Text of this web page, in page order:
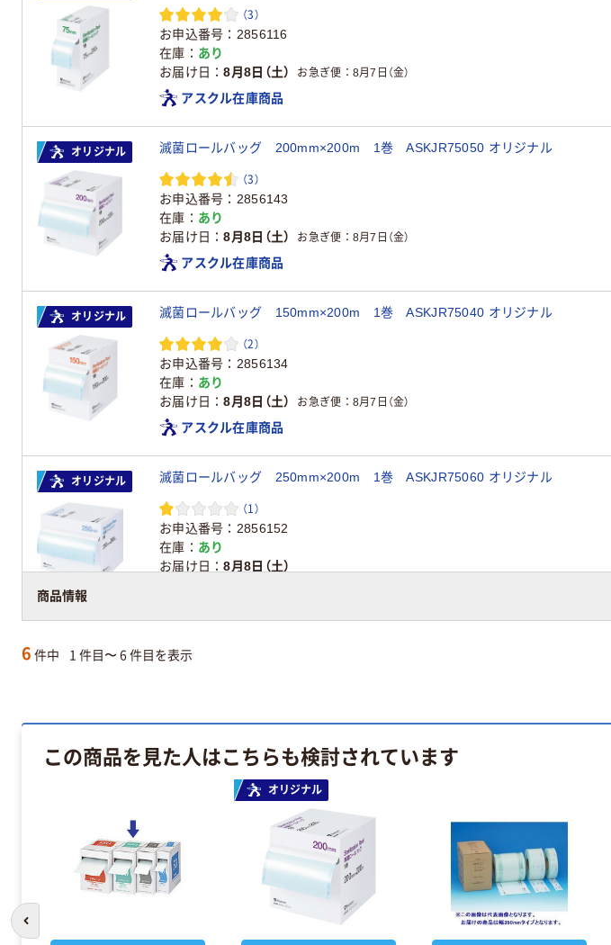
商品情報
（3）
お申込番号
2856116
在庫
あり
お届け日
8月8日（土） お急ぎ便 8月7日（金）
アスクル在庫商品
オリジナル 滅菌ロールバッグ 200mm×200m 1巻 ASKJR75050 オリジナル
（3）
お申込番号
2856143
在庫
あり
お届け日
8月8日（土） お急ぎ便 8月7日（金）
アスクル在庫商品
オリジナル 滅菌ロールバッグ 150mm×200m 1巻 ASKJR75040 オリジナル
（2）
お申込番号
2856134
在庫
あり
お届け日
8月8日（土） お急ぎ便 8月7日（金）
アスクル在庫商品
オリジナル 滅菌ロールバッグ 250mm×200m 1巻 ASKJR75060 オリジナル
（1）
お申込番号
2856152
在庫
あり
お届け日
8月8日（土）
6 件中 1 件目〜 6 件目を表示
この商品を見た人はこちらも検討されています
オリジナル